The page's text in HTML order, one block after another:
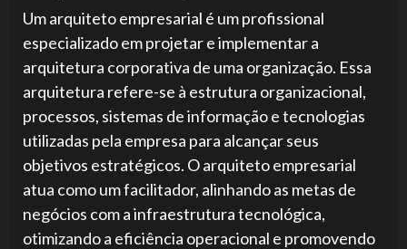
Um arquiteto empresarial é um profissional
especializado em projetar e implementar a
arquitetura corporativa de uma organização. Essa
arquitetura refere-se à estrutura organizacional,
processos, sistemas de informação e tecnologias
utilizadas pela empresa para alcançar seus
objetivos estratégicos. O arquiteto empresarial
atua como um facilitador, alinhando as metas de
negócios com a infraestrutura tecnológica,
otimizando a eficiência operacional e promovendo